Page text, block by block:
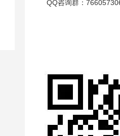
QQ咨询群：